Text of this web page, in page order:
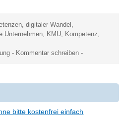
,digitaler Wandel
Unternehmen KMU Kompetenz
- Kommentar schreiben -
bitte kostenfrei einfach